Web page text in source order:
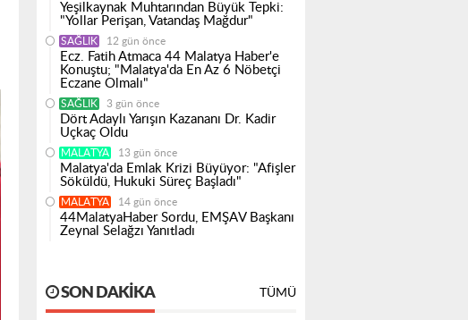
Yeşilkaynak Muhtarından Büyük Tepki:
"Yollar Perişan, Vatandaş Mağdur"
SAĞLIK 12 gün önce
Ecz. Fatih Atmaca 44 Malatya Haber'e
Konuştu; "Malatya'da En Az 6 Nöbetçi
Eczane Olmalı"
SAĞLIK 3 gün önce
Dört Adaylı Yarışın Kazananı Dr. Kadir
Uçkaç Oldu
MALATYA 13 gün önce
Malatya'da Emlak Krizi Büyüyor: "Afişler
Söküldü, Hukuki Süreç Başladı"
MALATYA 14 gün önce
44MalatyaHaber Sordu, EMŞAV Başkanı
Zeynal Selağzı Yanıtladı
SON DAKIKA TÜMÜ